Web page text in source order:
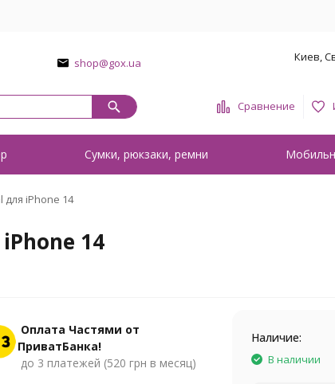
shop@gox.ua
Киев,
Сравнение
Сумки, рюкзаки, ремни
для iPhone 14
14
Оплата Частями от
ПриватБанка!
до 3 платежей (520 грн в месяц)
Наличие:
В наличии